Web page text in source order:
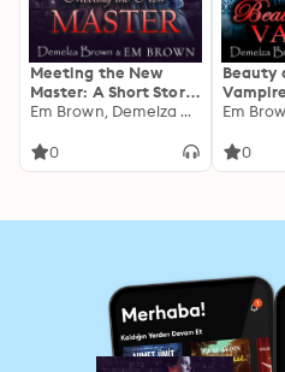
Meeting the New
Master: A Short Story
Prequel to the Beauty
Trilogy
Em Brown, Demelza Brown
0
Beauty
Dark
and the
0